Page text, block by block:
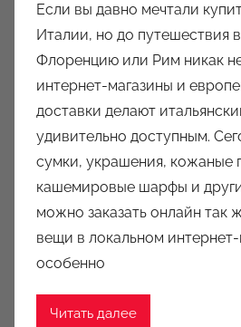
т
о
р
о
м
a
u
k
c
Если вы давно мечтали
Италии, но до путешествия
Флоренцию или Рим никак
интернет-магазины и
доставки делают
удивительно доступным.
сумки, украшения, кожаные
кашемировые шарфы и
можно заказать онлайн так
вещи в локальном
особенно
Читать далее